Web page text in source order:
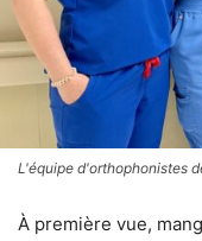
L'équipe d'orthophonistes
À première vue,